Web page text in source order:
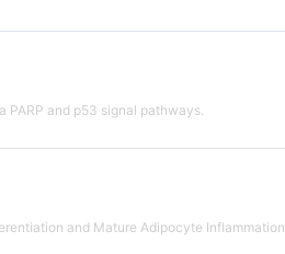
and p53 signal pathways.
and Mature Adipocyte Inflammation.